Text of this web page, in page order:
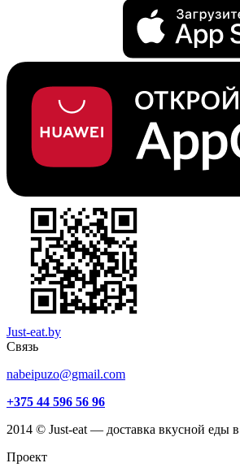
Just-eat.by
Связь
nabeipuzo@gmail.com
+375 44 596 56 96
2014 © Just-eat — доставка вкусной еды
Проект